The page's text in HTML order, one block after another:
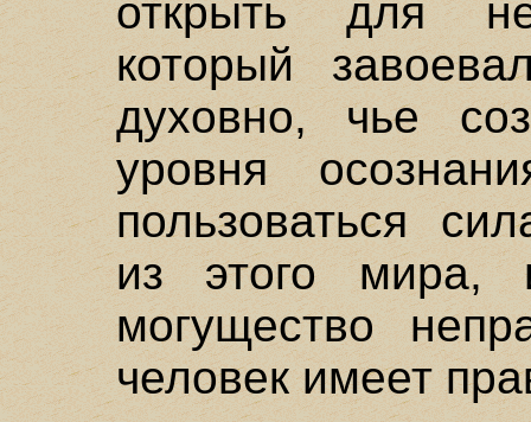
открыть для
который
духовно, чье
уровня
пользоваться
из этого мира,
могущество
человек имеет